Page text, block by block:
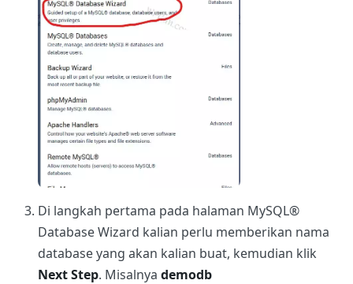
Di langkah pertama pada halaman MySQL®
Database Wizard kalian perlu memberikan nama
database yang akan kalian buat, kemudian klik
Next Step. Misalnya demodb